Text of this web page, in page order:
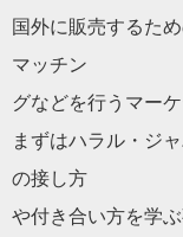
国外に販売するた
マッチン
グなどを行うマー
まずはハラル ・ジ
の接し方
や付き合い方を学